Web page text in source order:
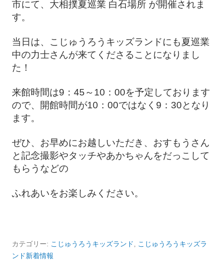
市にて、大相撲夏巡業 白石場所 が開催されま
す。
当日は、こじゅうろうキッズランドにも夏巡業
中の力士さんが来てくださることになりまし
た！
来館時間は9：45～10：00を予定しております
ので、開館時間が10：00ではなく9：30となり
ます。
ぜひ、お早めにお越しいただき、おすもうさん
と記念撮影やタッチやあかちゃんをだっこして
もらうなどの
ふれあいをお楽しみください。
カテゴリー: こじゅうろうキッズランド
こじゅうろうキッズラ
ンド新着情報